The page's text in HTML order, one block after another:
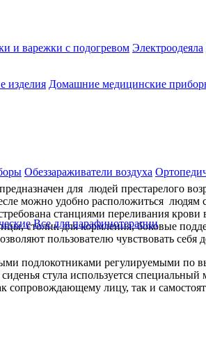
и варежки с подогревом Электроодеяла
изделия Домашние медицинские
Обеззараживатели воздуха
Все для парафинотерапии
для людей престарелого
можно удобно расположиться людям
станциями переливания
столик для кормления, боковые
пользователю чувствовать
подлокотниками регулируемыми
стула используется
сопровождающему лицу, так и